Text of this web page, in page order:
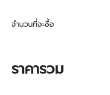
จำนวนที่จะซื้อ
ราคารวม